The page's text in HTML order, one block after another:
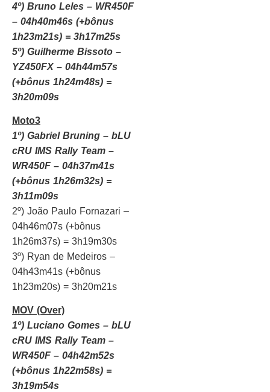
4º) Bruno Leles – WR450F
– 04h40m46s (+bônus
1h23m21s) = 3h17m25s
5º) Guilherme Bissoto –
YZ450FX – 04h44m57s
(+bônus 1h24m48s) =
3h20m09s
Moto3
1º) Gabriel Bruning – bLU
cRU IMS Rally Team –
WR450F – 04h37m41s
(+bônus 1h26m32s) =
3h11m09s
2º) João Paulo Fornazari –
04h46m07s (+bônus
1h26m37s) = 3h19m30s
3º) Ryan de Medeiros –
04h43m41s (+bônus
1h23m20s) = 3h20m21s
MOV (Over)
1º) Luciano Gomes – bLU
cRU IMS Rally Team –
WR450F – 04h42m52s
(+bônus 1h22m58s) =
3h19m54s